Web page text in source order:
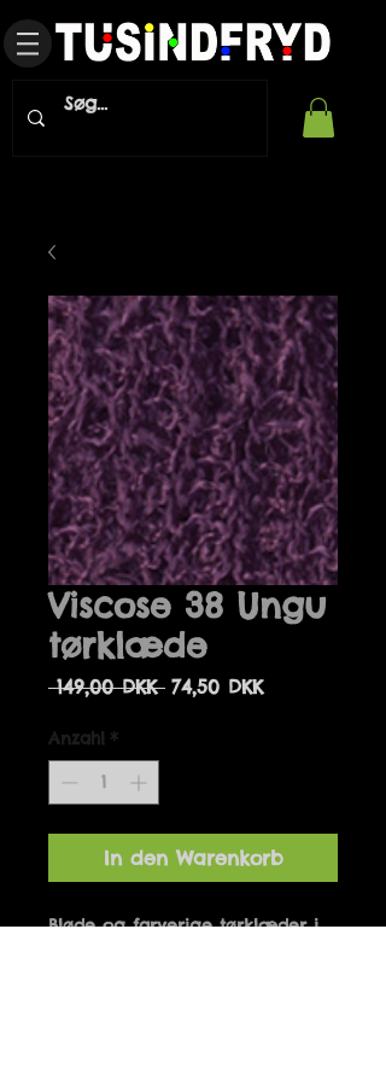
Viscose 38 Ungu
tørklæde
149,00 DKK Standardpreis
74,50 DKKSale-
Anzahl *
In den Warenkorb
Bløde og farverige tørklæder i